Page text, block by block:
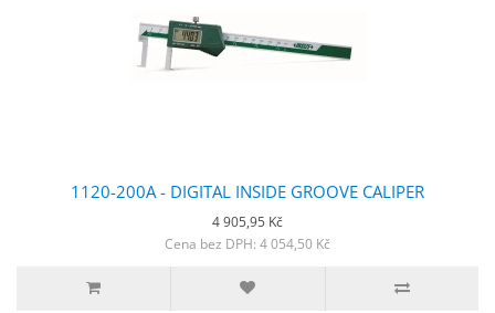
1120-200A - DIGITAL INSIDE GROOVE CALIPER
4 905,95 Kč
Cena bez DPH: 4 054,50 Kč